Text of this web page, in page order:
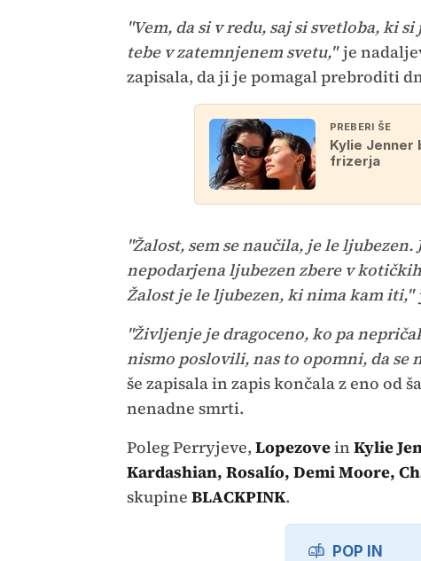
"Vem, da si v redu, saj si svetloba, ki
tebe v zatemnjenem svetu,"je
zapisala, da ji je pomagal prebroditi
PREBERI ŠE
Kylie Jenner
frizerja
"Žalost, sem se naučila, je le
nepodarjena ljubezen zbere v
Žalost je le ljubezen, ki nima kam iti,"
"Življenje je dragoceno, ko pa
nismo poslovili, nas to opomni, da se
še zapisala in zapis končala z eno od
nenadne smrti.
Poleg Perryjeve, LopezoveinKylie
Kardashian, Rosalío, Demi Moore,
skupine BLACKPINK.
POP IN